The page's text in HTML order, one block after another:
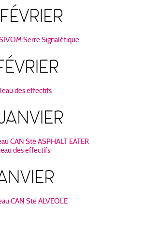
Serre Signalétique
des effectifs
CAN Sté ASPHALT EATER
des effectifs
CAN Sté ALVEOLE